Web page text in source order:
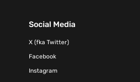
Social Media
X (fka Twitter)
Facebook
Instagram